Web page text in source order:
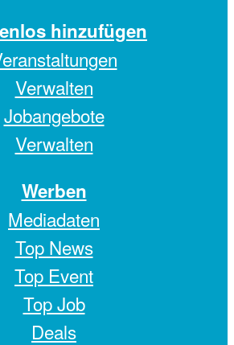
hinzufügen
Verwalten
Jobangebote
Verwalten
Werben
Mediadaten
Top News
Top Event
Top Job
Deals